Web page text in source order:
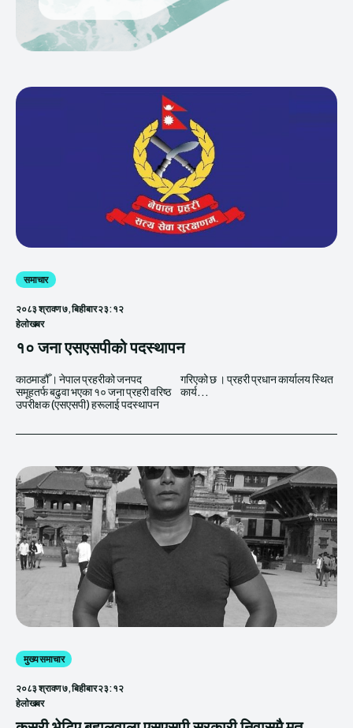
समाचार
२०८३ श्रावण ७, बिहीबार २३:१२
हेलाेखबर
१० जना एसएसपीको पदस्थापन
काठमाडौँ । नेपाल प्रहरीको जनपद
समूहतर्फ बढुवा भएका १० जना प्रहरी वरिष्ठ
उपरीक्षक (एसएसपी) हरूलाई पदस्थापन
गरिएको छ । प्रहरी प्रधान कार्यालय स्थित
कार्य...
मुख्य समाचार
२०८३ श्रावण ७, बिहीबार २३:१२
हेलाेखबर